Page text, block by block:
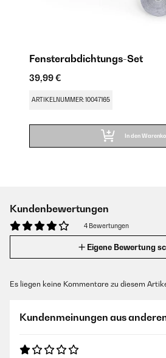
Fensterabdichtungs-Set
39,99 €
ARTIKELNUMMER: 10047165
In den
Kundenbewertungen
4 Bewertungen
Eigene Bewertung
Es liegen keine Kommentare zu diesem
Kundenmeinungen aus